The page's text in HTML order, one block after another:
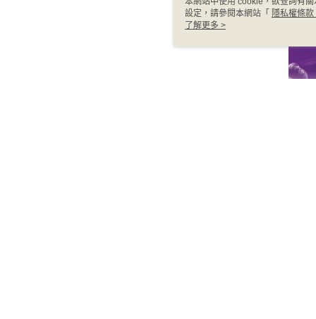
設定，請參閱本網站「 隱私權條款
使用 cookie。
了解更多 >